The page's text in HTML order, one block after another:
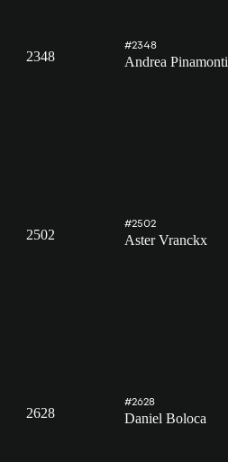
2348
#2348
Andrea Pinamonti
2502
#2502
Aster Vranckx
2628
#2628
Daniel Boloca